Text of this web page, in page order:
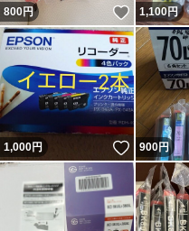
800円 いいね！
1,100円
1,000円 いいね！
900円